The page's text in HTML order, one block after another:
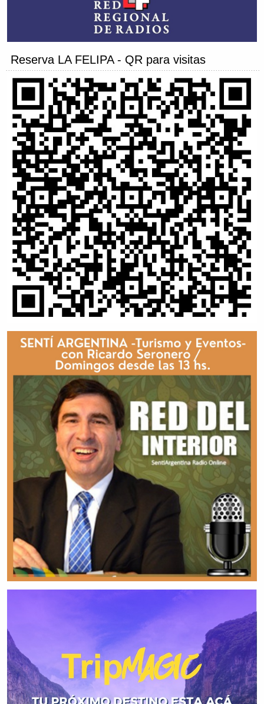
Reserva LA FELIPA - QR para visitas